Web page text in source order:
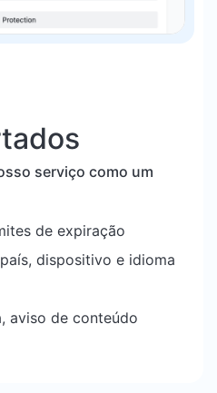
serviço como um
de expiração
dispositivo e idioma
aviso de conteúdo